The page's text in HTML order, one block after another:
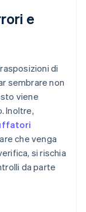
e
di
sembrare non
viene
Inoltre,
che venga
si rischia
da parte